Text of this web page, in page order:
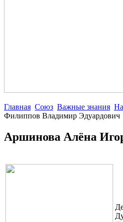
Главная Союз Важные знания
Филиппов Владимир Эдуардович
Аршинова Алёна